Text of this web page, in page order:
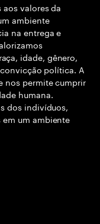
valores da
ambiente
na entrega e
idade, gênero,
política. A
nos permite cumprir
humana.
dos indivíduos,
um ambiente